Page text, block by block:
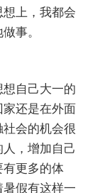
上，我都会
事。
自己大一的
还是在外面
会的机会很
，增加自己
有更多的体
假有这样一